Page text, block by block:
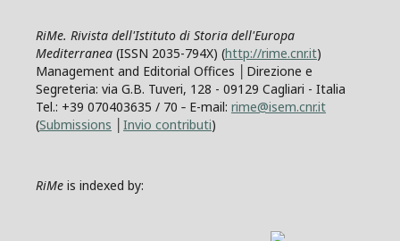
RiMe. Rivista dell'Istituto di Storia dell'Europa
Mediterranea (ISSN 2035-794X) (http://rime.cnr.it)
Management and Editorial Offices │Direzione e
Segreteria: via G.B. Tuveri, 128 - 09129 Cagliari - Italia
Tel.: +39 070403635 / 70 ‐ E-mail: rime@isem.cnr.it
(Submissions Invio contributi)
RiMe is indexed by: